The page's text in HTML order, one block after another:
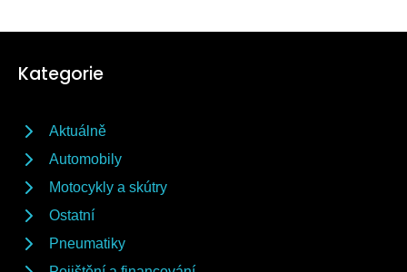
Kategorie
Aktuálně
Automobily
Motocykly a skútry
Ostatní
Pneumatiky